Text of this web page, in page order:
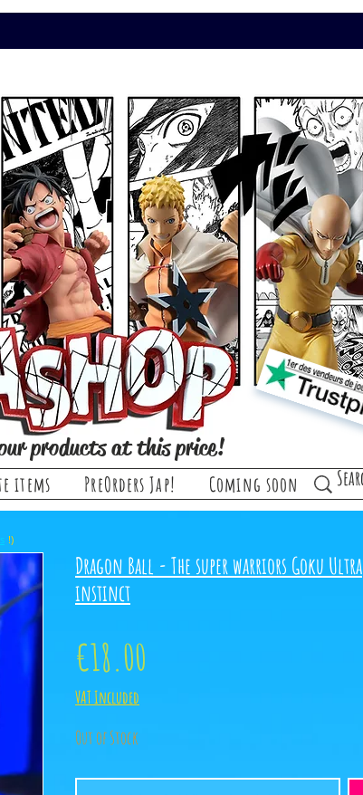
products at this price!
items PreOrders Jap! Coming soon
Dragon Ball - The super warriors Goku Ultra
instinct
€18.00
VAT Included
Out of Stock
!)